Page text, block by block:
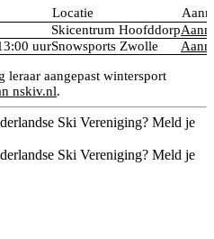
Locatie
Skicentrum Hoofddorp
uurSnowsports Zwolle
aangepast wintersport
nskiv.nl.
Ski Vereniging? Meld je
Ski Vereniging? Meld je